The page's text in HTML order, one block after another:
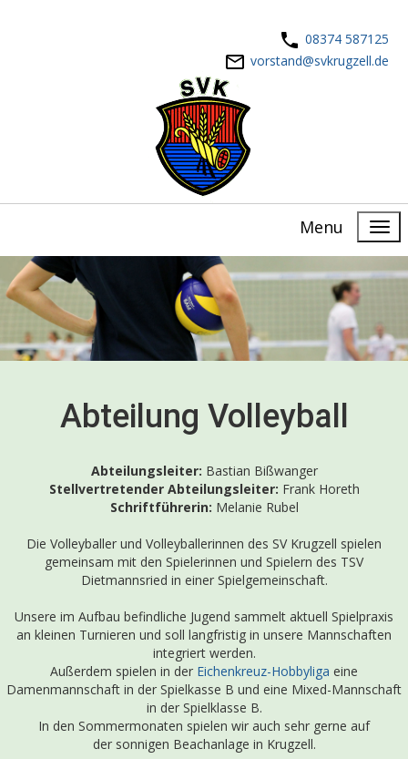
08374 587125
vorstand@svkrugzell.de
Menu
Abteilung Volleyball
Abteilungsleiter: Bastian Bißwanger
Stellvertretender Abteilungsleiter: Frank Horeth
Schriftführerin: Melanie Rubel
Die Volleyballer und Volleyballerinnen des SV Krugzell spielen
gemeinsam mit den Spielerinnen und Spielern des TSV
Dietmannsried in einer Spielgemeinschaft.
Unsere im Aufbau befindliche Jugend sammelt aktuell Spielpraxis
an kleinen Turnieren und soll langfristig in unsere Mannschaften
integriert werden.
Außerdem spielen in der Eichenkreuz-Hobbyliga eine
Damenmannschaft in der Spielkasse B und eine Mixed-Mannschaft
in der Spielklasse B.
In den Sommermonaten spielen wir auch sehr gerne auf
der sonnigen Beachanlage in Krugzell.